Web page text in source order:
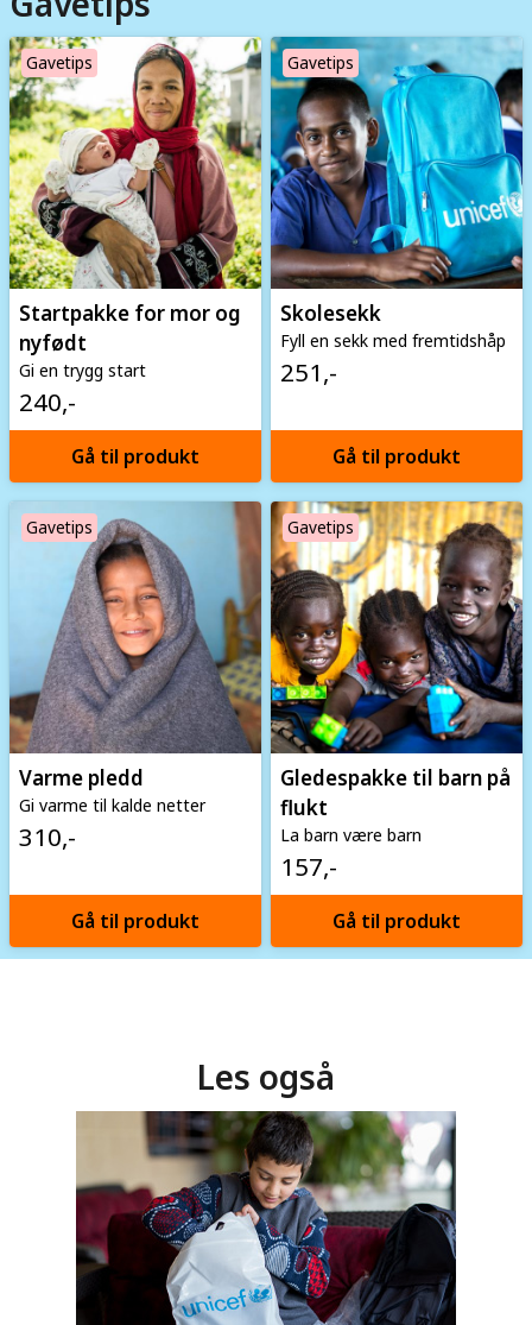
Gavetips
Image
Startpakke for mor og
nyfødt
Gi en trygg start
240,-
Gå til produkt
Gavetips
Image
Skolesekk
Fyll en sekk med fremtidshåp
251,-
Gå til produkt
Gavetips
Image
Varme pledd
Gi varme til kalde netter
310,-
Gå til produkt
Gavetips
Image
Gledespakke til barn på
flukt
La barn være barn
157,-
Gå til produkt
Les også